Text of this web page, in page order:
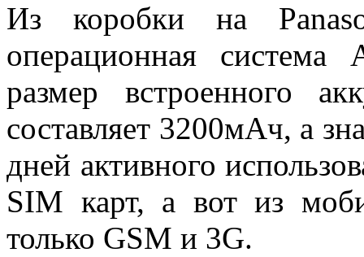
Из коробки на
операционная
размер встроенного
составляет 3200мАч, а
дней активного
SIM карт, а вот из
только GSM и 3G.